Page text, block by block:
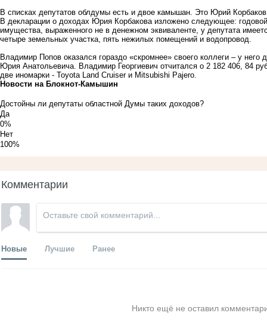
В списках депутатов облдумы есть и двое камышан. Это Юрий
В декларации о доходах Юрия Корбакова изложено следующее:
имущества, выраженного не в денежном эквиваленте, у депутата
четыре земельных участка, пять нежилых помещений и водопровод.
Владимир Попов оказался гораздо «скромнее» своего коллеги – у
Юрия Анатольевича. Владимир Георгиевич отчитался о 2 182 406, 84
две иномарки - Toyota Land Cruiser и Mitsubishi Pajero.
Новости на Блoкнoт-Камышин
Достойны ли депутаты областной Думы таких доходов?
Да
0%
Нет
100%
Комментарии
Новые Лучшие Ранее
Никто ещё не оставил